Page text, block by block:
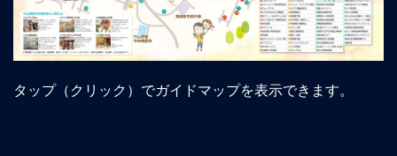
タップ（クリック）でガイドマップを表示できます。